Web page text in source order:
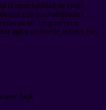
la oportunidad de elegir
una con sus habilidades
ser un guerrero
ágil o un monje astuto, hay
facil,